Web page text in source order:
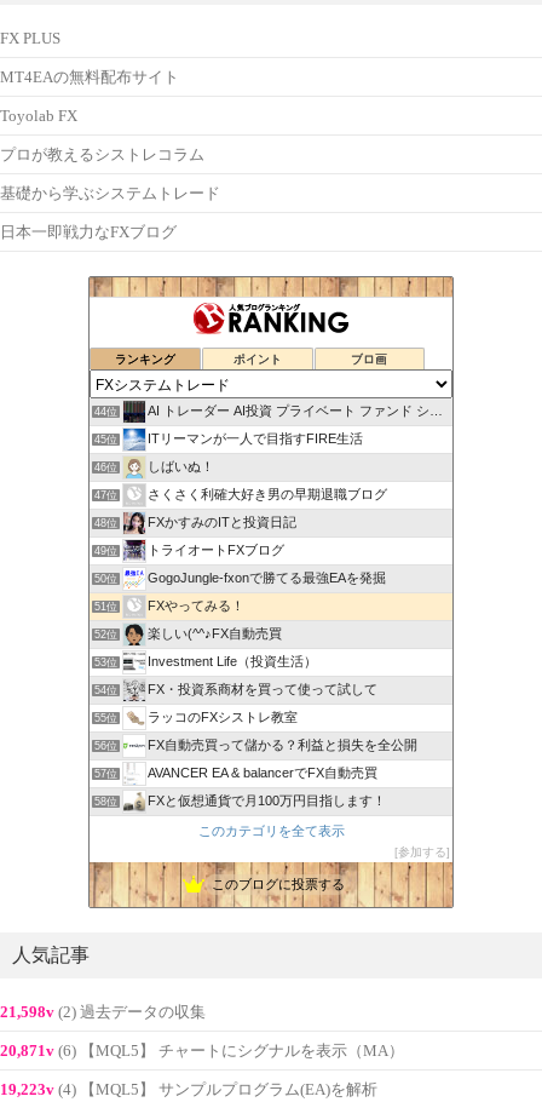
FX PLUS
MT4EAの無料配布サイト
Toyolab FX
プロが教えるシストレコラム
基礎から学ぶシステムトレード
日本一即戦力なFXブログ
ランキング ポイント ブロ画
44位 AI トレーダー AI投資 プライベート ファンド システム
45位 ITリーマンが一人で目指すFIRE生活
46位 しばいぬ！
47位 さくさく利確大好き男の早期退職ブログ
48位 FXかすみのITと投資日記
49位 トライオートFXブログ
50位 GogoJungle-fxonで勝てる最強EAを発掘
51位 FXやってみる！
52位 楽しい(^^♪FX自動売買
53位 Investment Life（投資生活）
54位 FX・投資系商材を買って使って試して
55位 ラッコのFXシストレ教室
56位 FX自動売買って儲かる？利益と損失を全公開
57位 AVANCER EA & balancerでFX自動売買
58位 FXと仮想通貨で月100万円目指します！
このカテゴリを全て表示
参加する
このブログに投票する
人気記事
21,598v (2) 過去データの収集
20,871v (6) 【MQL5】 チャートにシグナルを表示（MA）
19,223v (4) 【MQL5】 サンプルプログラム(EA)を解析